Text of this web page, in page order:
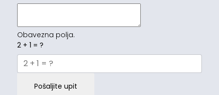
Obavezna polja.
2 + 1 = ?
Pošaljite upit